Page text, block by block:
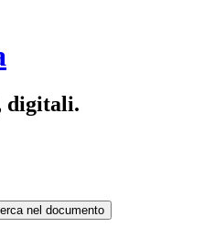
digitali.
nel documento